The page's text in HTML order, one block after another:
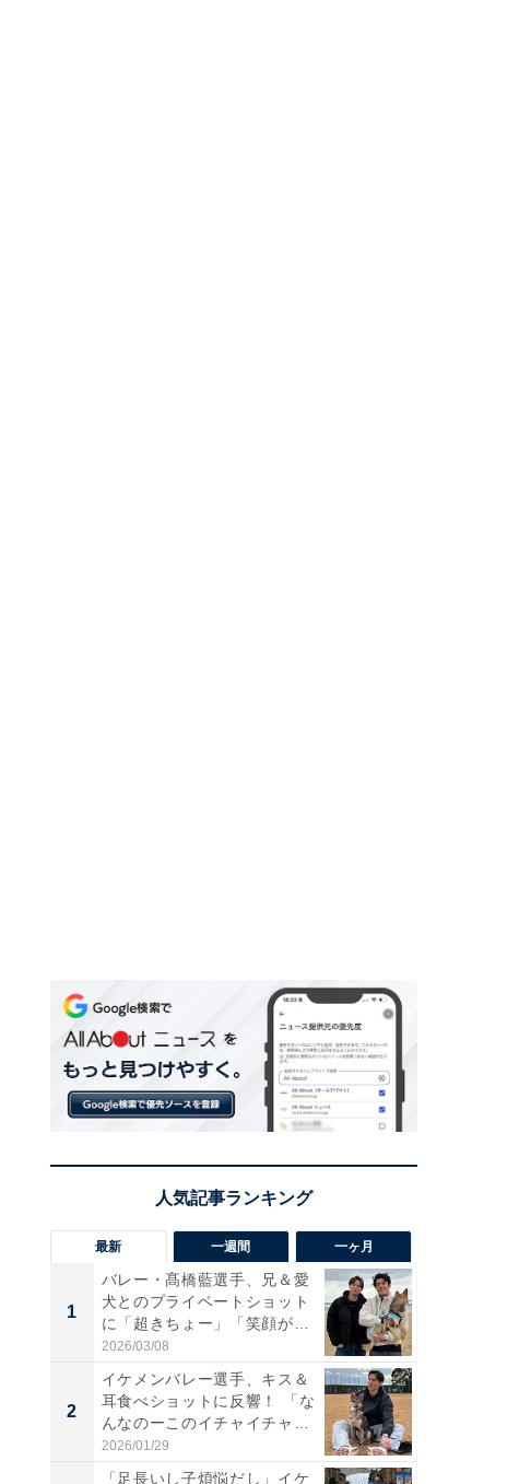
最新 一週間 一ヶ月
1
バレー・髙橋藍選手、兄＆愛
犬とのプライベートショット
に「超きちょー」「笑顔が見
れ...
2026/03/08
2
イケメンバレー選手、キス＆
耳食べショットに反響！ 「な
んなのーこのイチャイチャ
感...
2026/01/29
「足長いし子煩悩だし」イケ